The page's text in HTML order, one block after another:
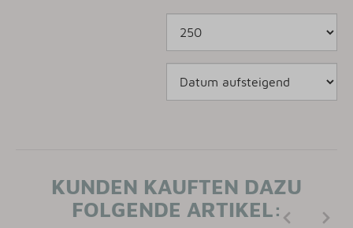
KUNDEN KAUFTEN DAZU
FOLGENDE ARTIKEL: